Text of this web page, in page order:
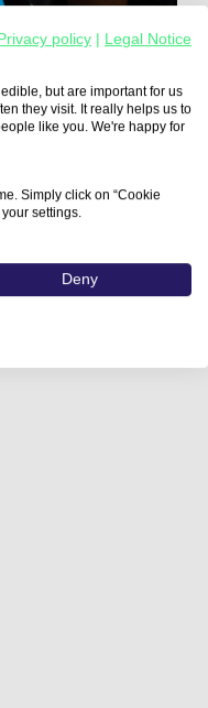
der 3D-
3Ds Max
Privacy policy
Legal Notice
but are important for us
they visit. It really helps us to
like you. We're happy for
Simply click on “Cookie
settings.
Deny